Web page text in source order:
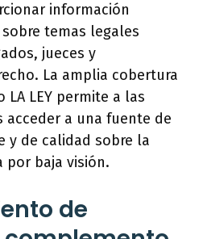
información
temas legales
jueces y
La amplia cobertura
LEY permite a las
acceder a una fuente de
y de calidad sobre la
por baja visión.
de